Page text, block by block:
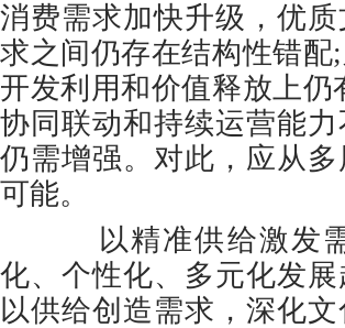
消费需求加快升级，优
求之间仍存在结构性错
开发利用和价值释放上
协同联动和持续运营能
仍需增强。对此，应从
可能。
以精准供给激发需
化、个性化、多元化发
以供给创造需求，深化